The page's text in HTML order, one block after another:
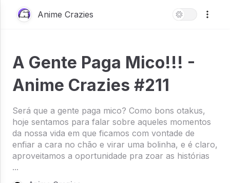
Anime Crazies
A Gente Paga Mico!!! -
Anime Crazies #211
Será que a gente paga mico? Como bons otakus,
hoje sentamos para falar sobre aqueles momentos
da nossa vida em que ficamos com vontade de
enfiar a cara no chão e virar uma bolinha, e é claro,
aproveitamos a oportunidade pra zoar as histórias
...